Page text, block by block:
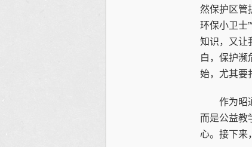
然保护区管
环保小卫士
知识，又让
白，保护
始，尤其要
作为昭通
而是公益教
心。接下来